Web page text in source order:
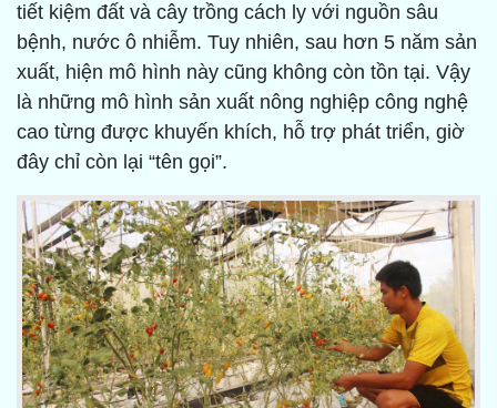
tiết kiệm đất và cây trồng cách ly với nguồn sâu
bệnh, nước ô nhiễm. Tuy nhiên, sau hơn 5 năm sản
xuất, hiện mô hình này cũng không còn tồn tại. Vậy
là những mô hình sản xuất nông nghiệp công nghệ
cao từng được khuyến khích, hỗ trợ phát triển, giờ
đây chỉ còn lại “tên gọi”.